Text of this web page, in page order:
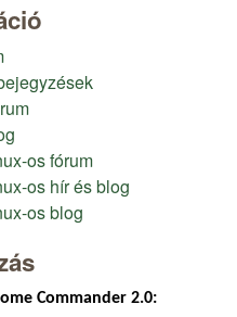
os fórum
os hír és blog
os blog
Commander 2.0: